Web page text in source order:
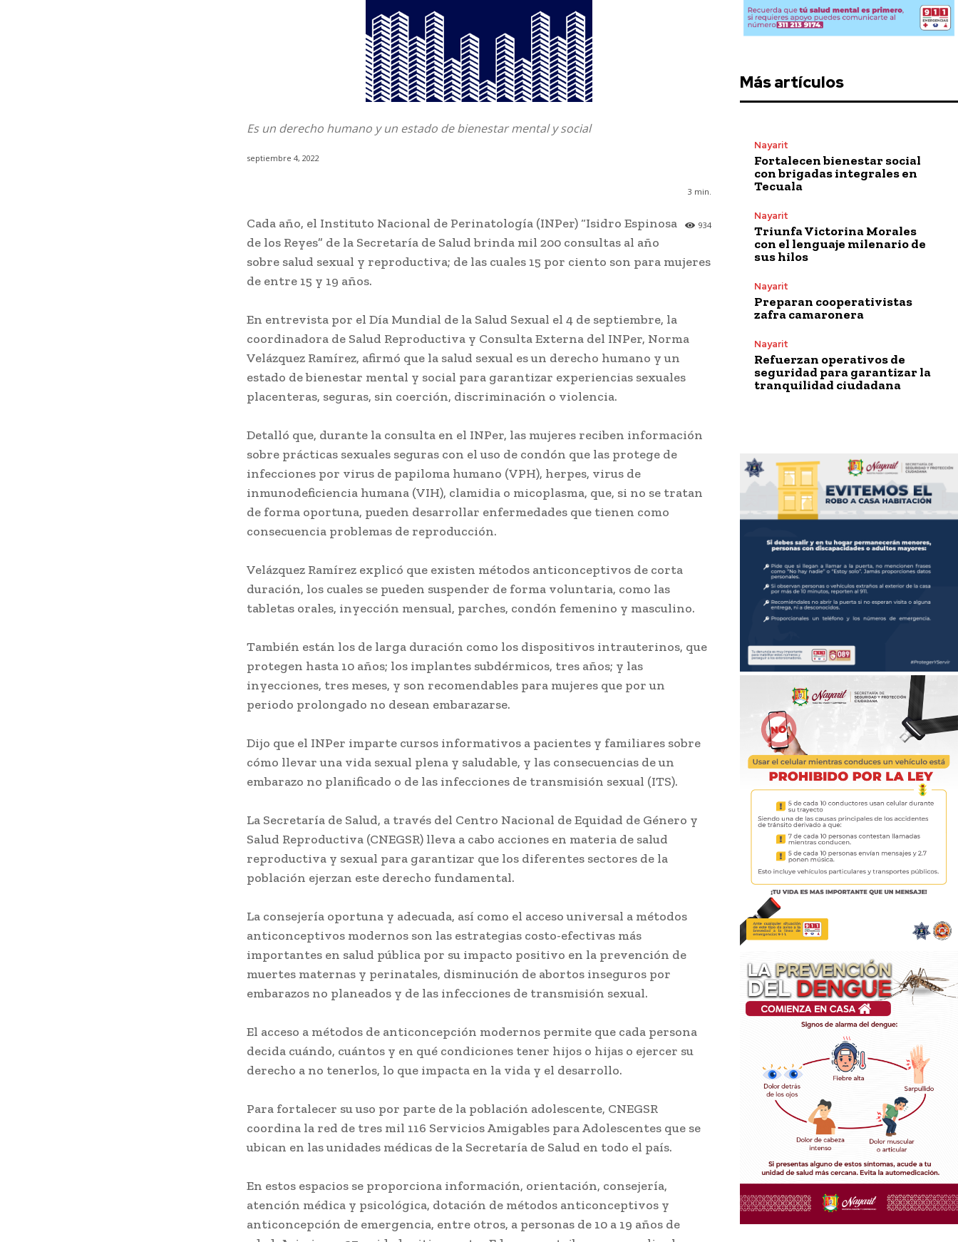
Es un derecho humano y un estado de bienestar mental y social
septiembre 4, 2022
3 min.
934
Cada año, el Instituto Nacional de Perinatología (INPer) “Isidro Espinosa
de los Reyes” de la Secretaría de Salud brinda mil 200 consultas al año
sobre salud sexual y reproductiva; de las cuales 15 por ciento son para mujeres
de entre 15 y 19 años.
En entrevista por el Día Mundial de la Salud Sexual el 4 de septiembre, la
coordinadora de Salud Reproductiva y Consulta Externa del INPer, Norma
Velázquez Ramírez, afirmó que la salud sexual es un derecho humano y un
estado de bienestar mental y social para garantizar experiencias sexuales
placenteras, seguras, sin coerción, discriminación o violencia.
Detalló que, durante la consulta en el INPer, las mujeres reciben información
sobre prácticas sexuales seguras con el uso de condón que las protege de
infecciones por virus de papiloma humano (VPH), herpes, virus de
inmunodeficiencia humana (VIH), clamidia o micoplasma, que, si no se tratan
de forma oportuna, pueden desarrollar enfermedades que tienen como
consecuencia problemas de reproducción.
Velázquez Ramírez explicó que existen métodos anticonceptivos de corta
duración, los cuales se pueden suspender de forma voluntaria, como las
tabletas orales, inyección mensual, parches, condón femenino y masculino.
También están los de larga duración como los dispositivos intrauterinos, que
protegen hasta 10 años; los implantes subdérmicos, tres años; y las
inyecciones, tres meses, y son recomendables para mujeres que por un
periodo prolongado no desean embarazarse.
Dijo que el INPer imparte cursos informativos a pacientes y familiares sobre
cómo llevar una vida sexual plena y saludable, y las consecuencias de un
embarazo no planificado o de las infecciones de transmisión sexual (ITS).
La Secretaría de Salud, a través del Centro Nacional de Equidad de Género y
Salud Reproductiva (CNEGSR) lleva a cabo acciones en materia de salud
reproductiva y sexual para garantizar que los diferentes sectores de la
población ejerzan este derecho fundamental.
La consejería oportuna y adecuada, así como el acceso universal a métodos
anticonceptivos modernos son las estrategias costo-efectivas más
importantes en salud pública por su impacto positivo en la prevención de
muertes maternas y perinatales, disminución de abortos inseguros por
embarazos no planeados y de las infecciones de transmisión sexual.
El acceso a métodos de anticoncepción modernos permite que cada persona
decida cuándo, cuántos y en qué condiciones tener hijos o hijas o ejercer su
derecho a no tenerlos, lo que impacta en la vida y el desarrollo.
Para fortalecer su uso por parte de la población adolescente, CNEGSR
coordina la red de tres mil 116 Servicios Amigables para Adolescentes que se
ubican en las unidades médicas de la Secretaría de Salud en todo el país.
En estos espacios se proporciona información, orientación, consejería,
atención médica y psicológica, dotación de métodos anticonceptivos y
anticoncepción de emergencia, entre otros, a personas de 10 a 19 años de
Más artículos
Nayarit
Fortalecen bienestar social
con brigadas integrales en
Tecuala
Nayarit
Triunfa Victorina Morales
con el lenguaje milenario de
sus hilos
Nayarit
Preparan cooperativistas
zafra camaronera
Nayarit
Refuerzan operativos de
seguridad para garantizar la
tranquilidad ciudadana